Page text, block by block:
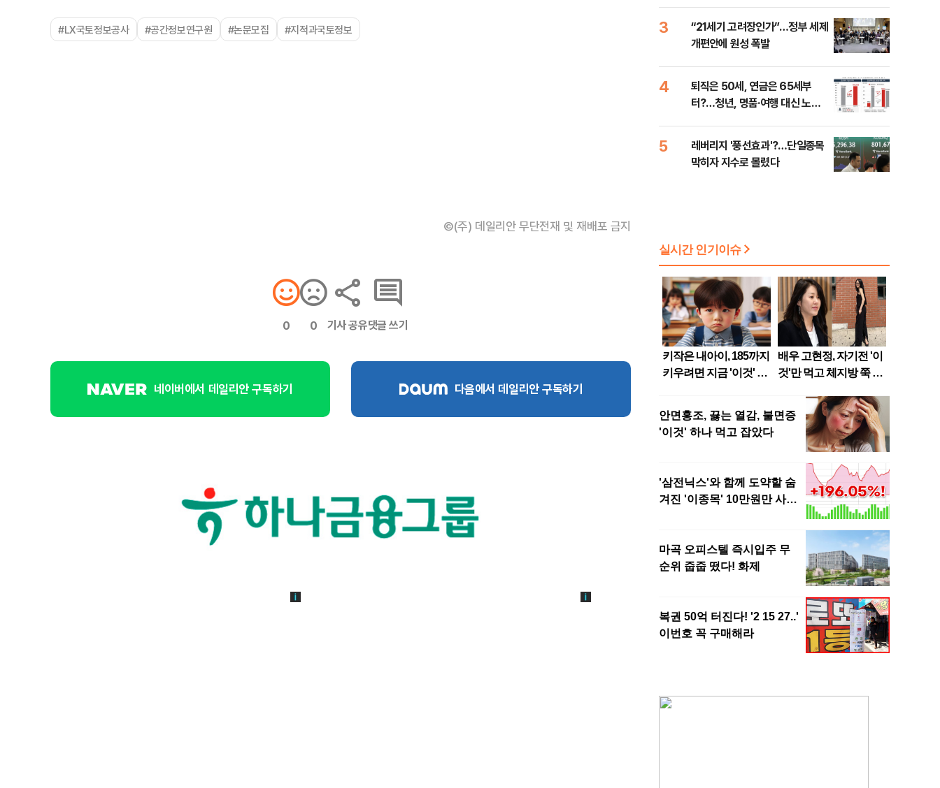
#LX국토정보공사 #공간정보연구원 #논문모집 #지적과국토정보
©(주) 데일리안 무단전재 및 재배포 금지
0 0 기사 공유댓글 쓰기
네이버에서 데일리안 구독하기 다음에서 데일리안 구독하기
99%" 등
3
“21세기 고려장인가”…정부 세제
개편안에 원성 폭발
4
퇴직은 50세, 연금은 65세부
터?…청년, 명품·여행 대신 노후
5
레버리지 '풍선효과'?…단일종목
막히자 지수로 몰렸다